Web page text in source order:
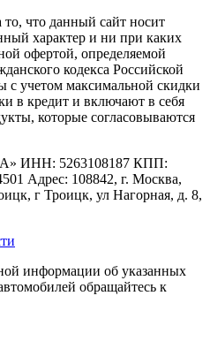
что данный сайт носит
характер и ни при каких
офертой, определяемой
кодекса Российской
с учетом максимальной скидки
в кредит и включают в себя
которые согласовываются
5263108187 КПП:
Адрес: 108842, г. Москва,
г Троицк, ул Нагорная, д. 8,
информации об указанных
обращайтесь к